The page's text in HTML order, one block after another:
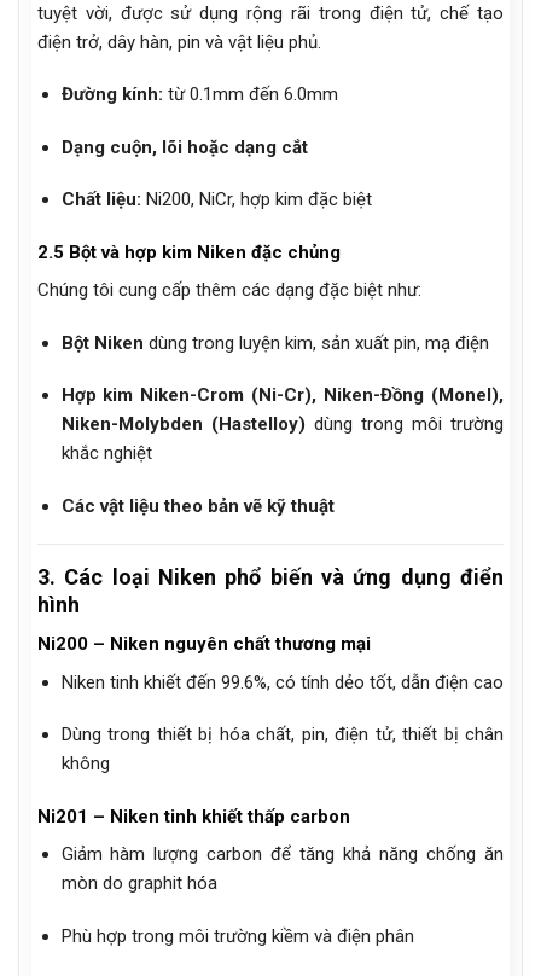
tuyệt vời, được sử dụng rộng rãi trong điện tử, chế tạo
điện trở, dây hàn, pin và vật liệu phủ.
Đường kính: từ 0.1mm đến 6.0mm
Dạng cuộn, lõi hoặc dạng cắt
Chất liệu: Ni200, NiCr, hợp kim đặc biệt
2.5 Bột và hợp kim Niken đặc chủng
Chúng tôi cung cấp thêm các dạng đặc biệt như:
Bột Niken dùng trong luyện kim, sản xuất pin, mạ điện
Hợp kim Niken-Crom (Ni-Cr), Niken-Đồng (Monel),
Niken-Molybden (Hastelloy) dùng trong môi trường
khắc nghiệt
Các vật liệu theo bản vẽ kỹ thuật
3. Các loại Niken phổ biến và ứng dụng điển
hình
Ni200 – Niken nguyên chất thương mại
Niken tinh khiết đến 99.6%, có tính dẻo tốt, dẫn điện cao
Dùng trong thiết bị hóa chất, pin, điện tử, thiết bị chân
không
Ni201 – Niken tinh khiết thấp carbon
Giảm hàm lượng carbon để tăng khả năng chống ăn
mòn do graphit hóa
Phù hợp trong môi trường kiềm và điện phân